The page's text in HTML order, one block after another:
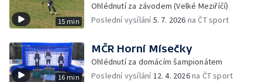
15 min
Ohlédnutí za závodem (Velké Meziříčí)
Poslední vysílání5. 7. 2026 na ČT sport
16 min
MČR Horní Mísečky
Ohlédnutí za domácím šampionátem
Poslední vysílání12. 4. 2026na ČT sport